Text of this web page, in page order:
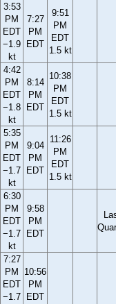
3:53
PM
EDT
−1.9
kt
7:27
PM
EDT
9:51
PM
EDT
1.5 kt
4:42
PM
EDT
−1.8
kt
8:14
PM
EDT
10:38
PM
EDT
1.5 kt
5:35
PM
EDT
−1.7
kt
9:04
PM
EDT
11:26
PM
EDT
1.5 kt
6:30
PM
EDT
−1.7
kt
9:58
PM
EDT
7:27
PM
EDT
−1.7
10:56
PM
EDT